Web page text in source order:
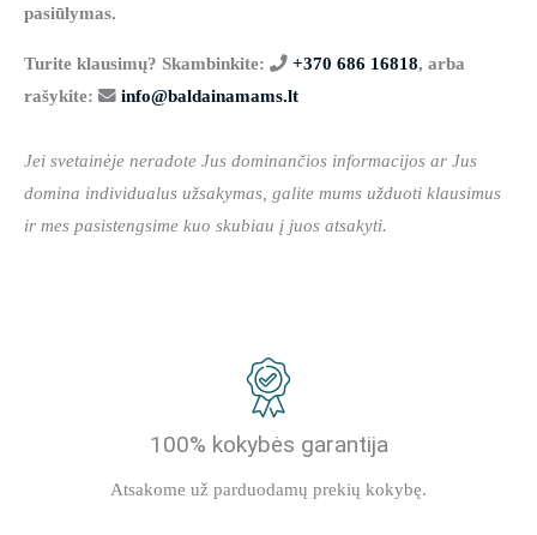
pasiūlymas.
Turite klausimų? Skambinkite: +370 686 16818, arba
rašykite:
info@baldainamams.lt
Jei svetainėje neradote Jus dominančios informacijos ar Jus
domina individualus užsakymas, galite mums užduoti klausimus
ir mes pasistengsime kuo skubiau į juos atsakyti.
100% kokybės garantija
Atsakome už parduodamų prekių kokybę.